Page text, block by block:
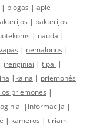
| blogas | apie
| bakterijos
| nauda |
| nemalonus |
įrenginiai | tipai |
| kaina | priemonės
priemonės |
| informacija |
| kameros | tiriami